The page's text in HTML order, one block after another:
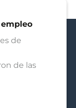
de
de las